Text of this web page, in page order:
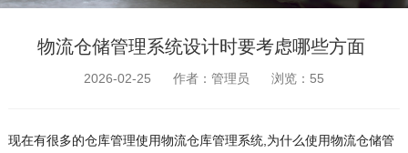
物流仓储管理系统设计时要考虑哪些方面
2026-02-25 作者：管理员 浏览： 55
现在有很多的仓库管理使用物流仓库管理系统,为什么使用物流仓储管